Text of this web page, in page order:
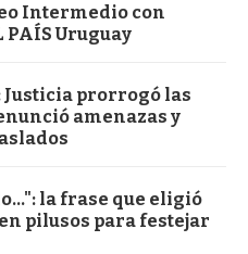
Intermedio con
PAÍS Uruguay
Justicia prorrogó las
amenazas y
la frase que eligió
pilusos para festejar